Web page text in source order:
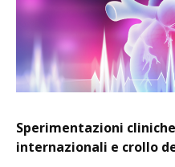
Sperimentazioni
internazionali e crollo